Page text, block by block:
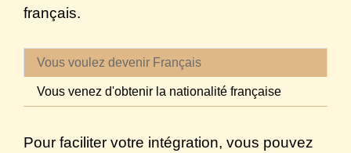
français.
Vous voulez devenir Français
Vous venez d'obtenir la nationalité française
Pour faciliter votre intégration, vous pouvez